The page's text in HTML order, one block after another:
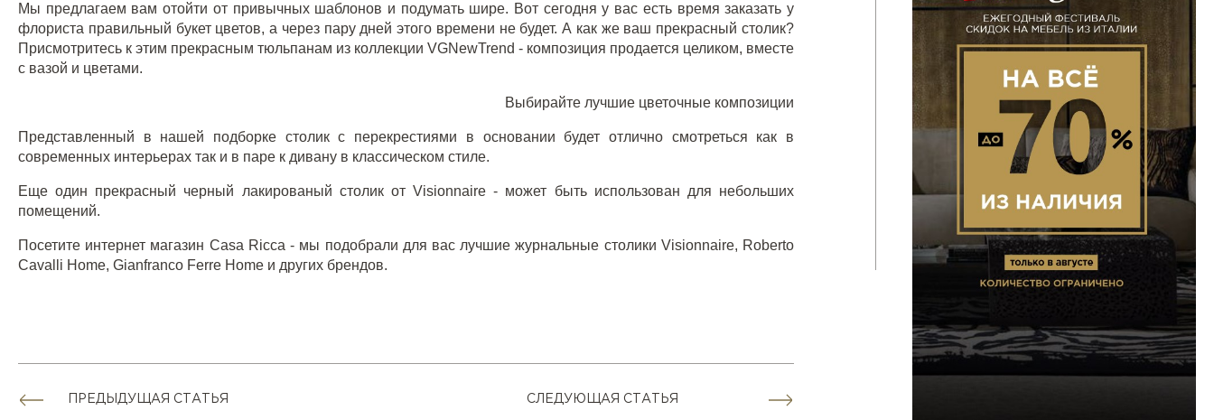
Мы предлагаем вам отойти от привычных шаблонов и подумать шире. Вот сегодня у вас есть время заказать у
флориста правильный букет цветов, а через пару дней этого времени не будет. А как же ваш прекрасный столик?
Присмотритесь к этим прекрасным тюльпанам из коллекции VGNewTrend - композиция продается целиком, вместе
с вазой и цветами.
Выбирайте лучшие цветочные композиции
Представленный в нашей подборке столик с перекрестиями в основании будет отлично смотреться как в
современных интерьерах так и в паре к дивану в классическом стиле.
Еще один прекрасный черный лакированый столик от Visionnaire - может быть использован для небольших
помещений.
Посетите интернет магазин Casa Ricca - мы подобрали для вас лучшие журнальные столики Visionnaire, Roberto
Cavalli Home, Gianfranco Ferre Home и других брендов.
ПРЕДЫДУЩАЯ СТАТЬЯ СЛЕДУЮЩАЯ СТАТЬЯ